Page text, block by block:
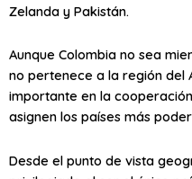
Zelanda y Pakistán.
Aunque Colombia no sea
no pertenece a la región del
importante en la
asignen los países más
Desde el punto de vista